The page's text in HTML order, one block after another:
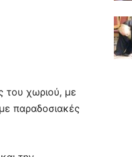
του χωριού, με
παραδοσιακές